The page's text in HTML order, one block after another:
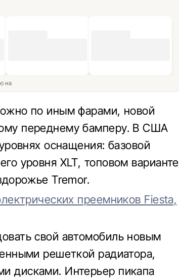
на
по иным фарами, новой
переднему бамперу. В США
оснащения: базовой
уровня XLT, топовом варианте
Tremor.
преемников Fiesta,
свой автомобиль новым
решеткой радиатора,
дисками. Интерьер пикапа